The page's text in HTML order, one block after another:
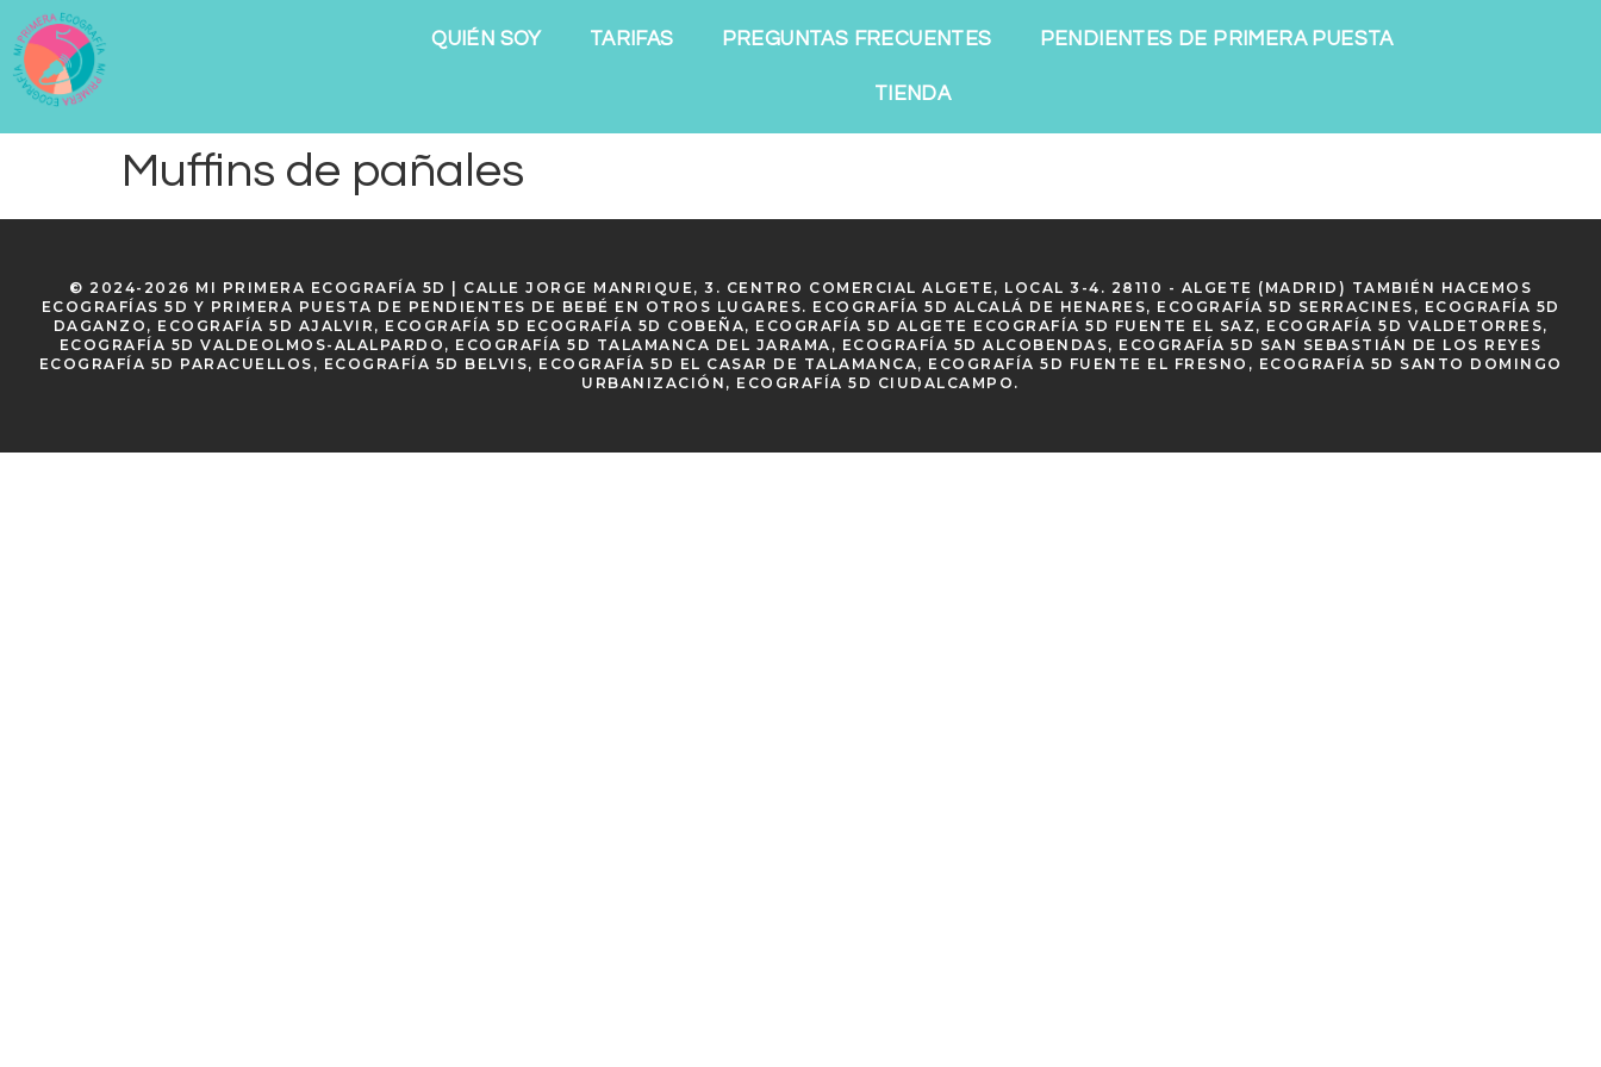
QUIÉN SOY TARIFAS PREGUNTAS FRECUENTES PENDIENTES DE PRIMERA PUESTA
TIENDA
Muffins de pañales
© 2024-2026 MI PRIMERA ECOGRAFÍA 5D | CALLE JORGE MANRIQUE, 3. CENTRO COMERCIAL ALGETE, LOCAL 3-4. 28110 - ALGETE (MADRID) TAMBIÉN HACEMOS
ECOGRAFÍAS 5D Y PRIMERA PUESTA DE PENDIENTES DE BEBÉ EN OTROS LUGARES. ECOGRAFÍA 5D ALCALÁ DE HENARES, ECOGRAFÍA 5D SERRACINES, ECOGRAFÍA 5D
DAGANZO, ECOGRAFÍA 5D AJALVIR, ECOGRAFÍA 5D ECOGRAFÍA 5D COBEÑA, ECOGRAFÍA 5D ALGETE ECOGRAFÍA 5D FUENTE EL SAZ, ECOGRAFÍA 5D VALDETORRES,
ECOGRAFÍA 5D VALDEOLMOS-ALALPARDO, ECOGRAFÍA 5D TALAMANCA DEL JARAMA, ECOGRAFÍA 5D ALCOBENDAS, ECOGRAFÍA 5D SAN SEBASTIÁN DE LOS REYES
ECOGRAFÍA 5D PARACUELLOS, ECOGRAFÍA 5D BELVIS, ECOGRAFÍA 5D EL CASAR DE TALAMANCA, ECOGRAFÍA 5D FUENTE EL FRESNO, ECOGRAFÍA 5D SANTO DOMINGO
URBANIZACIÓN, ECOGRAFÍA 5D CIUDALCAMPO.